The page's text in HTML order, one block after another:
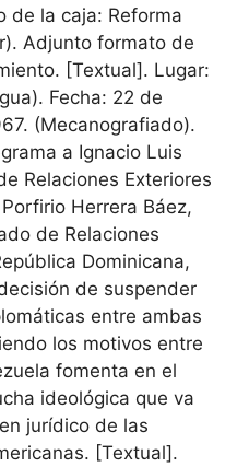
de la caja: Reforma
Adjunto formato de
[Textual]. Lugar:
Fecha: 22 de
(Mecanografiado).
a Ignacio Luis
Relaciones Exteriores
Herrera Báez,
de Relaciones
Dominicana,
de suspender
entre ambas
los motivos entre
fomenta en el
ideológica que va
jurídico de las
[Textual].